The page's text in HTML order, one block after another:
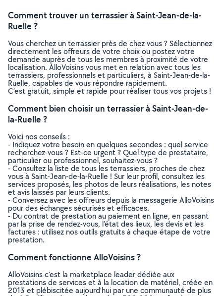
Comment trouver un terrassier à Saint-Jean-de-la-
Ruelle ?
Vous cherchez un terrassier près de chez vous ? Sélectionnez
directement les offreurs de votre choix ou postez votre
demande auprès de tous les membres à proximité de votre
localisation. AlloVoisins vous met en relation avec tous les
terrassiers, professionnels et particuliers, à Saint-Jean-de-la-
Ruelle, capables de vous répondre rapidement.
C’est gratuit, simple et rapide pour réaliser tous vos projets !
Comment bien choisir un terrassier à Saint-Jean-de-
la-Ruelle ?
Voici nos conseils :
- Indiquez votre besoin en quelques secondes : quel service
recherchez-vous ? Est-ce urgent ? Quel type de prestataire,
particulier ou professionnel, souhaitez-vous ?
- Consultez la liste de tous les terrassiers, proches de chez
vous à Saint-Jean-de-la-Ruelle ! Sur leur profil, consultez les
services proposés, les photos de leurs réalisations, les notes
et avis laissés par leurs clients.
- Conversez avec les offreurs depuis la messagerie AlloVoisins
pour des échanges sécurisés et efficaces.
- Du contrat de prestation au paiement en ligne, en passant
par la prise de rendez-vous, l’état des lieux, les devis et les
factures : utilisez nos outils gratuits à chaque étape de votre
prestation.
Comment fonctionne AlloVoisins ?
AlloVoisins c’est la marketplace leader dédiée aux
prestations de services et à la location de matériel, créée en
2013 et plébiscitée aujourd’hui par une communauté de plus